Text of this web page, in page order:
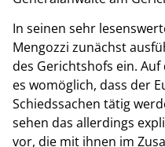
In seinen sehr
Mengozzi zunächst
des Gerichtshofs ein.
es womöglich, dass der
Schiedssachen tätig
sehen das allerdings
vor, die mit ihnen im